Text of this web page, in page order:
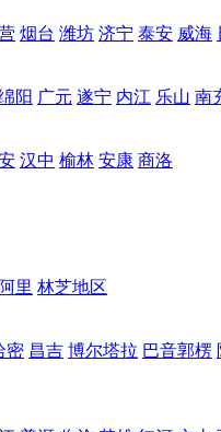
烟台 潍坊 济宁 泰安 威海
阳 广元 遂宁 内江 乐山 南
汉中 榆林 安康 商洛
阿里 林芝地区
密 昌吉 博尔塔拉 巴音郭楞